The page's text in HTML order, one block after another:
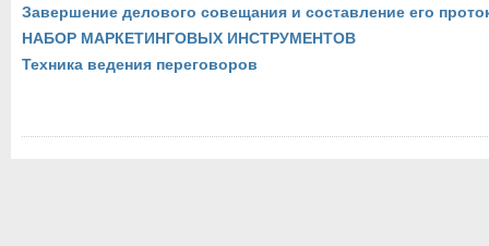
Завершение делового совещания и составление его
НАБОР МАРКЕТИНГОВЫХ ИНСТРУМЕНТОВ
Техника ведения переговоров